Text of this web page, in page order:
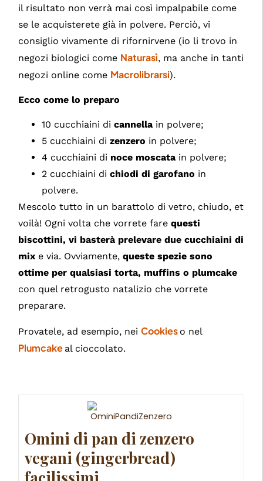
il risultato non verrà mai così impalpabile come
se le acquisterete già in polvere. Perciò, vi
consiglio vivamente di rifornirvene (io li trovo in
negozi biologici come Naturasì, ma anche in tanti
negozi online come Macrolibrarsi).
Ecco come lo preparo
10 cucchiaini dicannella in polvere;
5 cucchiaini dizenzero in polvere;
4 cucchiaini di noce moscata in polvere;
2 cucchiaini dichiodi di garofano in
polvere.
Mescolo tutto in un barattolo di vetro, chiudo, et
voilà! Ogni volta che vorrete farequesti
biscottini, vi basterà prelevare due cucchiaini di
mix e via. Ovviamente,queste spezie sono
ottime per qualsiasi torta, muffins o plumcake
con quel retrogusto natalizio che vorrete
preparare.
Provatele, ad esempio, neiCookies o nel
Plumcake al cioccolato.
Omini di pan di zenzero
vegani (gingerbread)